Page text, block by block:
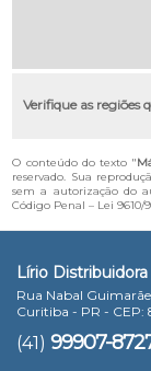
Verifique as regiões
O conteúdo do texto "
reservado. Sua
sem a autorização do
Código Penal – Lei 9610/
Lírio Distribuidora
Rua Nabal
Curitiba - PR - CEP:
(41) 99907-